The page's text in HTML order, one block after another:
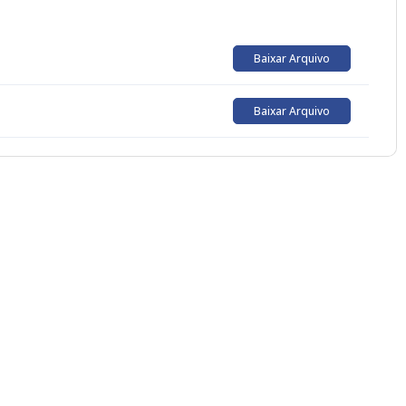
Baixar Arquivo
Baixar Arquivo